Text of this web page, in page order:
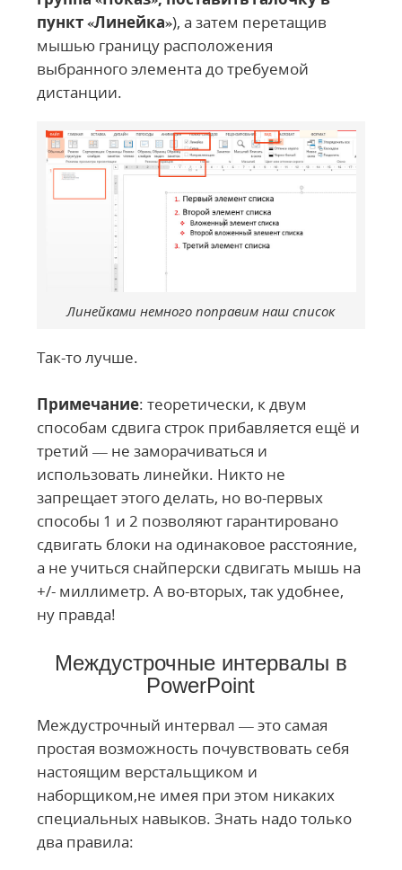
пункт «Линейка»), а затем перетащив
мышью границу расположения
выбранного элемента до требуемой
дистанции.
Линейками немного поправим наш список
Так-то лучше.
Примечание: теоретически, к двум
способам сдвига строк прибавляется ещё и
третий — не заморачиваться и
использовать линейки. Никто не
запрещает этого делать, но во-первых
способы 1 и 2 позволяют гарантировано
сдвигать блоки на одинаковое расстояние,
а не учиться снайперски сдвигать мышь на
+/- миллиметр. А во-вторых, так удобнее,
ну правда!
Междустрочные интервалы в
PowerPoint
Междустрочный интервал — это самая
простая возможность почувствовать себя
настоящим верстальщиком и
наборщиком,не имея при этом никаких
специальных навыков. Знать надо только
два правила: